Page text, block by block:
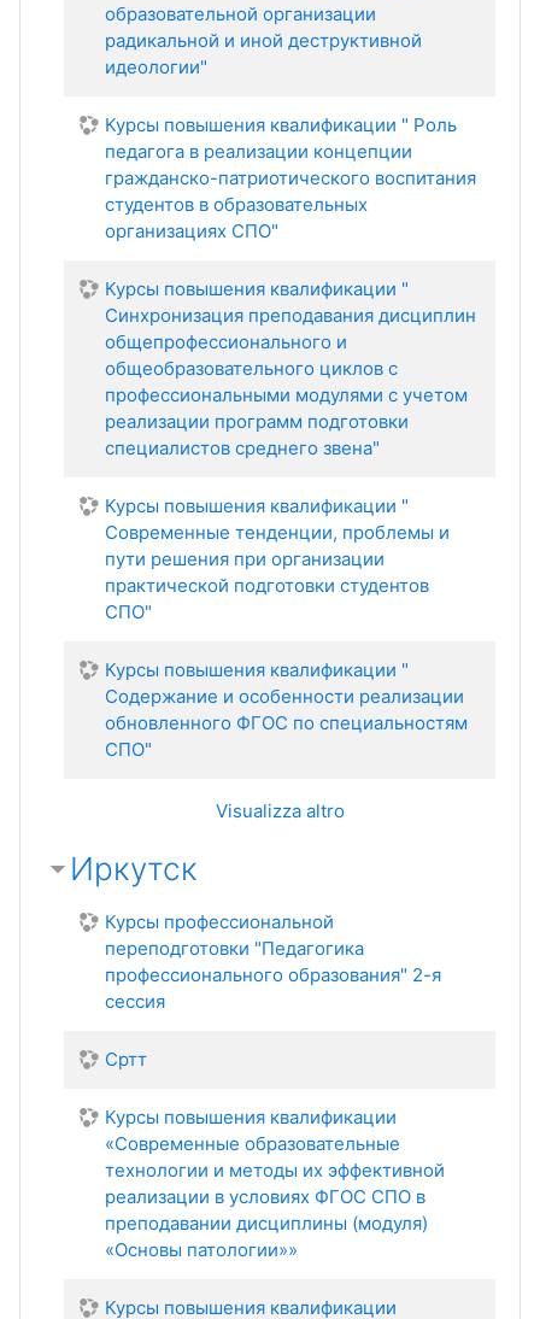
образовательной организации
радикальной и иной деструктивной
идеологии"
Курсы повышения квалификации " Роль
педагога в реализации концепции
гражданско-патриотического воспитания
студентов в образовательных
организациях СПО"
Курсы повышения квалификации "
Синхронизация преподавания дисциплин
общепрофессионального и
общеобразовательного циклов с
профессиональными модулями с учетом
реализации программ подготовки
специалистов среднего звена"
Курсы повышения квалификации "
Современные тенденции, проблемы и
пути решения при организации
практической подготовки студентов
СПО"
Курсы повышения квалификации "
Содержание и особенности реализации
обновленного ФГОС по специальностям
СПО"
Visualizza altro
Иркутск
Курсы профессиональной
переподготовки "Педагогика
профессионального образования" 2-я
сессия
Сртт
Курсы повышения квалификации
«Современные образовательные
технологии и методы их эффективной
реализации в условиях ФГОС СПО в
преподавании дисциплины (модуля)
«Основы патологии»»
Курсы повышения квалификации